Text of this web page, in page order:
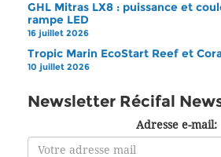
GHL Mitras LX8 : puissance et
rampe LED
16 juillet 2026
Tropic Marin EcoStart Reef et
10 juillet 2026
Newsletter Récifal
Adresse e-mail: